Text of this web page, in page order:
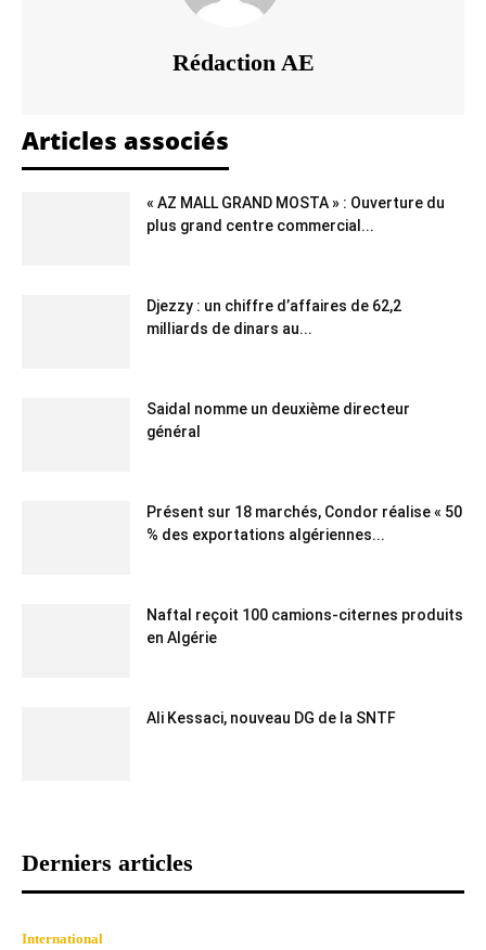
Rédaction AE
Articles associés
« AZ MALL GRAND MOSTA » : Ouverture du
plus grand centre commercial...
Djezzy : un chiffre d’affaires de 62,2
milliards de dinars au...
Saidal nomme un deuxième directeur
général
Présent sur 18 marchés, Condor réalise « 50
% des exportations algériennes...
Naftal reçoit 100 camions-citernes produits
en Algérie
Ali Kessaci, nouveau DG de la SNTF
Derniers articles
International